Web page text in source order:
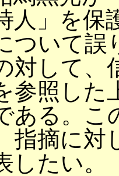
人」を保
ついて誤
対して、
参照した
ある。こ
指摘に対
したい。